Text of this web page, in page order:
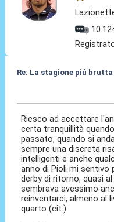
Re: La stagione piú brutta
Riesco ad accettare
certa tranquillità
passato, quando si
sempre una discreta
intelligenti e anche
anno di Pioli mi sentivo
derby di ritorno, quasi
sembrava avessimo
reinventarci, almeno al
quarto (cit.)